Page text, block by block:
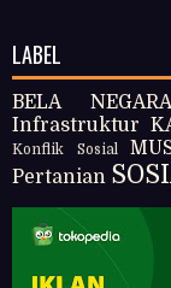
LABEL
BELA NEGARA
Infrastruktur
Konflik Sosial
Pertanian